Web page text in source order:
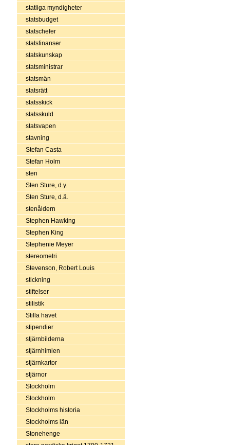
statliga myndigheter
statsbudget
statschefer
statsfinanser
statskunskap
statsministrar
statsmän
statsrätt
statsskick
statsskuld
statsvapen
stavning
Stefan Casta
Stefan Holm
sten
Sten Sture, d.y.
Sten Sture, d.ä.
stenåldern
Stephen Hawking
Stephen King
Stephenie Meyer
stereometri
Stevenson, Robert Louis
stickning
stiftelser
stilistik
Stilla havet
stipendier
stjärnbilderna
stjärnhimlen
stjärnkartor
stjärnor
Stockholm
Stockholm
Stockholms historia
Stockholms län
Stonehenge